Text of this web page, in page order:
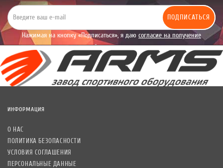
ПОДПИСАТЬСЯ
Нажимая на кнопку «Подписаться», я даю согласие на получение
уведомлений рекламного характера.
ИНФОРМАЦИЯ
О НАС
ПОЛИТИКА БЕЗОПАСНОСТИ
УСЛОВИЯ СОГЛАШЕНИЯ
ПЕРСОНАЛЬНЫЕ ДАННЫЕ